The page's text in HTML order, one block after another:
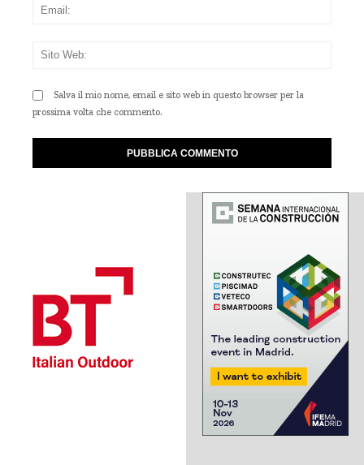
Salva il mio nome, email e sito web in questo browser per la
prossima volta che commento.